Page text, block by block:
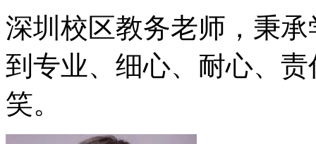
深圳校区教务老师，秉
到专业、细心、耐心、
笑。